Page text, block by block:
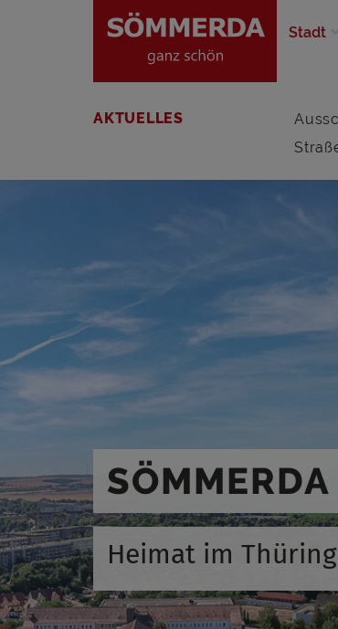
Stadt
AKTUELLES
SÖMMERDA
Heimat im